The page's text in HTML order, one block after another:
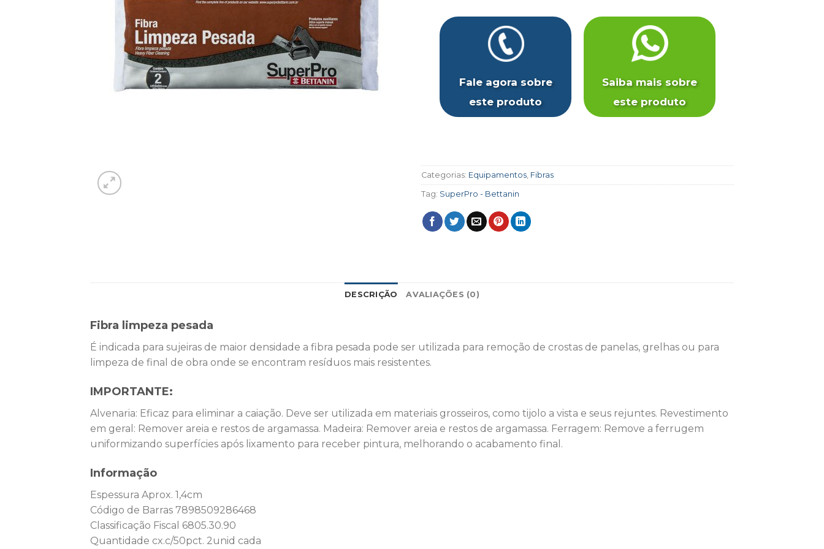
Fale agora sobre
este produto
Saiba mais sobre
este produto
Categorias: Equipamentos, Fibras
Tag: SuperPro - Bettanin
DESCRIÇÃO AVALIAÇÕES (0)
Fibra limpeza pesada
É indicada para sujeiras de maior densidade a fibra pesada pode ser utilizada para remoção de crostas de panelas, grelhas ou para
limpeza de final de obra onde se encontram resíduos mais resistentes.
IMPORTANTE:
Alvenaria: Eficaz para eliminar a caiação. Deve ser utilizada em materiais grosseiros, como tijolo a vista e seus rejuntes. Revestimento
em geral: Remover areia e restos de argamassa. Madeira: Remover areia e restos de argamassa. Ferragem: Remove a ferrugem
uniformizando superfícies após lixamento para receber pintura, melhorando o acabamento final.
Informação
Espessura Aprox. 1,4cm
Código de Barras 7898509286468
Classificação Fiscal 6805.30.90
Quantidade cx.c/50pct. 2unid cada